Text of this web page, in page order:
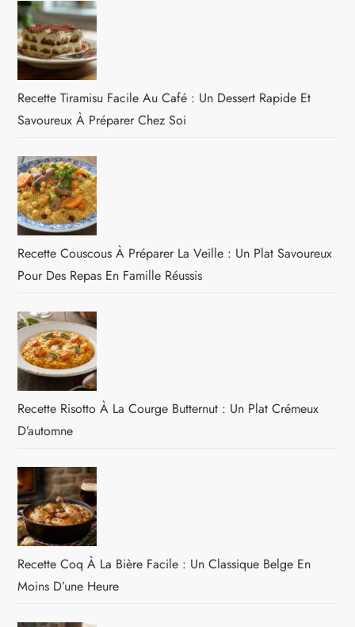
Recette Tiramisu Facile Au Café : Un Dessert Rapide Et
Savoureux À Préparer Chez Soi
Recette Couscous À Préparer La Veille : Un Plat Savoureux
Pour Des Repas En Famille Réussis
Recette Risotto À La Courge Butternut : Un Plat Crémeux
D’automne
Recette Coq À La Bière Facile : Un Classique Belge En
Moins D’une Heure